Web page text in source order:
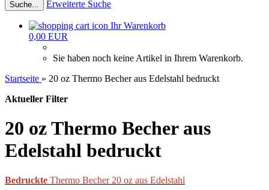
Suche... Erweiterte Suche
Ihr Warenkorb
0,00 EUR
Sie haben noch keine Artikel in Ihrem Warenkorb.
Startseite » 20 oz Thermo Becher aus Edelstahl bedruckt
Aktueller Filter
20 oz Thermo Becher aus
Edelstahl bedruckt
Bedruckte Thermo Becher 20 oz aus Edelstahl